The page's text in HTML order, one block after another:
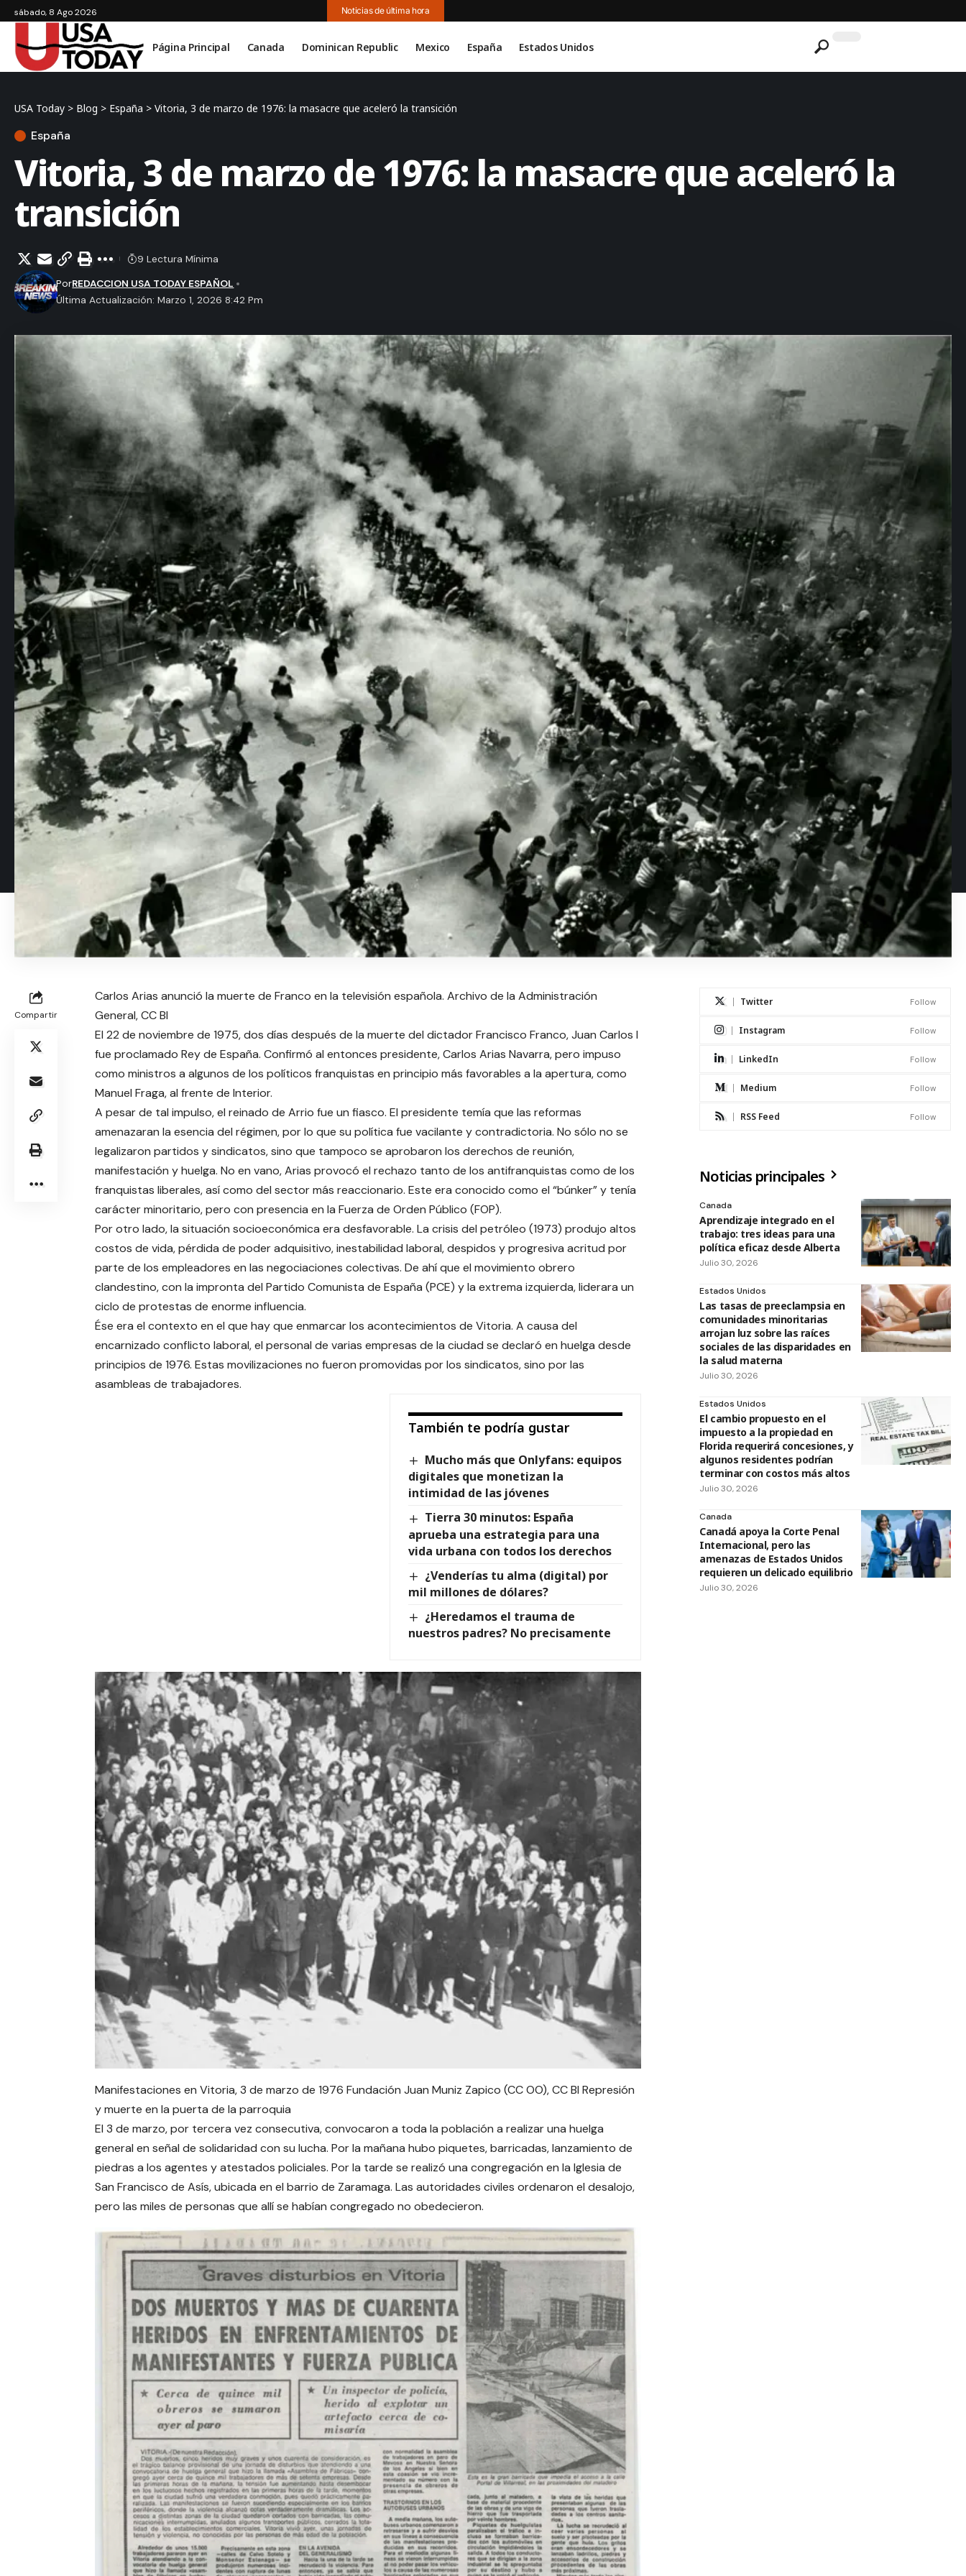
sábado, 8 Ago 2026 Noticias de última hora
Página Principal Canada Dominican Republic Mexico España Estados Unidos
USA Today > Blog > España > Vitoria, 3 de marzo de 1976: la masacre que aceleró la transición
España
Vitoria, 3 de marzo de 1976: la masacre que aceleró la
transición
Última Actualización: Marzo 1, 2026 8:42 Pm
PorREDACCION USA TODAY ESPAÑOL
9 Lectura Mínima
Compartir
Carlos Arias anunció la muerte de Franco en la televisión española. Archivo de la Administración
General, CC BI
El 22 de noviembre de 1975, dos días después de la muerte del dictador Francisco Franco, Juan Carlos I
fue proclamado Rey de España. Confirmó al entonces presidente, Carlos Arias Navarra, pero impuso
como ministros a algunos de los políticos franquistas en principio más favorables a la apertura, como
Manuel Fraga, al frente de Interior.
A pesar de tal impulso, el reinado de Arrio fue un fiasco. El presidente temía que las reformas
amenazaran la esencia del régimen, por lo que su política fue vacilante y contradictoria. No sólo no se
legalizaron partidos y sindicatos, sino que tampoco se aprobaron los derechos de reunión,
manifestación y huelga. No en vano, Arias provocó el rechazo tanto de los antifranquistas como de los
franquistas liberales, así como del sector más reaccionario. Este era conocido como el “búnker” y tenía
carácter minoritario, pero con presencia en la Fuerza de Orden Público (FOP).
Por otro lado, la situación socioeconómica era desfavorable. La crisis del petróleo (1973) produjo altos
costos de vida, pérdida de poder adquisitivo, inestabilidad laboral, despidos y progresiva acritud por
parte de los empleadores en las negociaciones colectivas. De ahí que el movimiento obrero
clandestino, con la impronta del Partido Comunista de España (PCE) y la extrema izquierda, liderara un
ciclo de protestas de enorme influencia.
Ése era el contexto en el que hay que enmarcar los acontecimientos de Vitoria. A causa del
encarnizado conflicto laboral, el personal de varias empresas de la ciudad se declaró en huelga desde
principios de 1976. Estas movilizaciones no fueron promovidas por los sindicatos, sino por las
asambleas de trabajadores.
También te podría gustar
Mucho más que Onlyfans: equipos
digitales que monetizan la
intimidad de las jóvenes
Tierra 30 minutos: España
aprueba una estrategia para una
vida urbana con todos los derechos
¿Venderías tu alma (digital) por
mil millones de dólares?
¿Heredamos el trauma de
nuestros padres? No precisamente
Manifestaciones en Vitoria, 3 de marzo de 1976 Fundación Juan Muniz Zapico (CC OO), CC BI Represión
y muerte en la puerta de la parroquia
El 3 de marzo, por tercera vez consecutiva, convocaron a toda la población a realizar una huelga
general en señal de solidaridad con su lucha. Por la mañana hubo piquetes, barricadas, lanzamiento de
piedras a los agentes y atestados policiales. Por la tarde se realizó una congregación en la Iglesia de
San Francisco de Asís, ubicada en el barrio de Zaramaga. Las autoridades civiles ordenaron el desalojo,
pero las miles de personas que allí se habían congregado no obedecieron.
Twitter Follow
Instagram Follow
LinkedIn Follow
Medium Follow
RSS Feed Follow
Noticias principales
Canada
Aprendizaje integrado en el
trabajo: tres ideas para una
política eficaz desde Alberta
Julio 30, 2026
Estados Unidos
Las tasas de preeclampsia en
comunidades minoritarias
arrojan luz sobre las raíces
sociales de las disparidades en
la salud materna
Julio 30, 2026
Estados Unidos
El cambio propuesto en el
impuesto a la propiedad en
Florida requerirá concesiones, y
algunos residentes podrían
terminar con costos más altos
Julio 30, 2026
Canada
Canadá apoya la Corte Penal
Internacional, pero las
amenazas de Estados Unidos
requieren un delicado equilibrio
Julio 30, 2026